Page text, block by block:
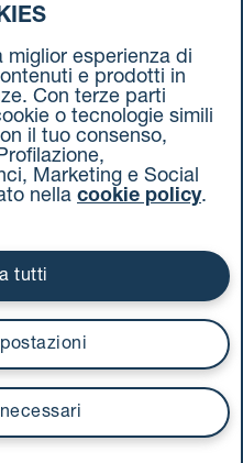
R.E.A. 524585
miglior esperienza di
e prodotti in
Con terze parti
o tecnologie simili
il tuo consenso,
Marketing e Social
nella cookie policy.
tutti